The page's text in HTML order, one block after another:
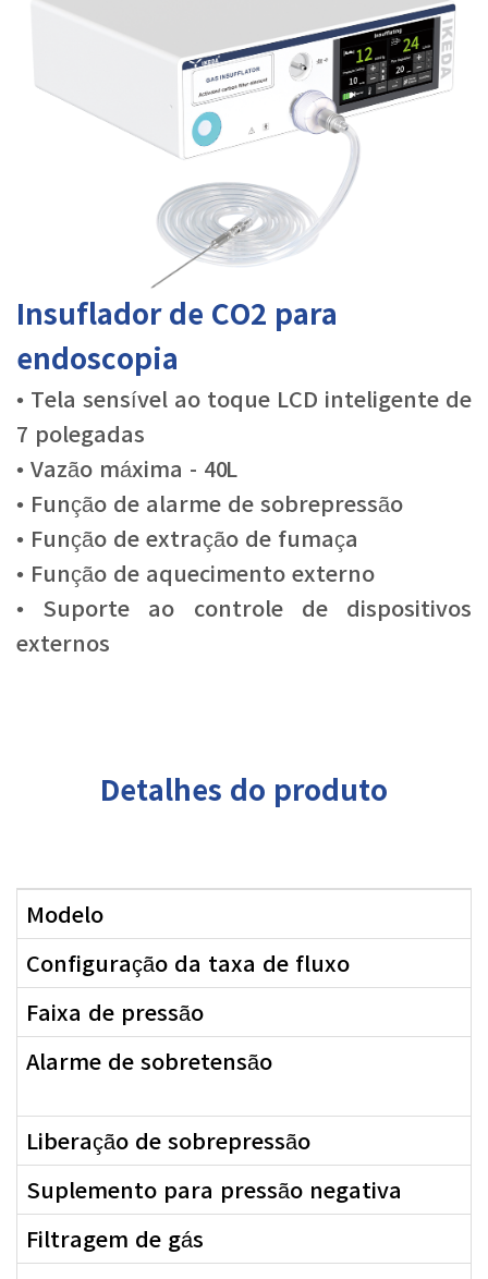
Insuflador de CO2 para
endoscopia
• Tela sensível ao toque LCD inteligente de
7 polegadas
• Vazão máxima - 40L
• Função de alarme de sobrepressão
• Função de extração de fumaça
• Função de aquecimento externo
• Suporte ao controle de dispositivos
externos
Detalhes do produto
Modelo
Configuração da taxa de fluxo
Faixa de pressão
Alarme de sobretensão
Liberação de sobrepressão
Suplemento para pressão negativa
Filtragem de gás